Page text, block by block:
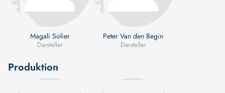
Magali Solier
Darsteller
Peter Van den Begin
Darsteller
Produktion